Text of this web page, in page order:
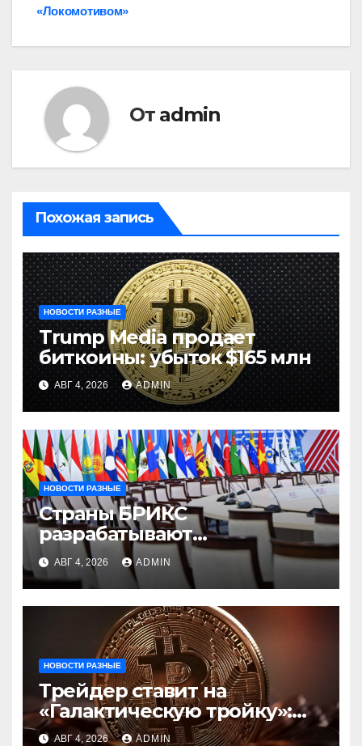
записям
«Локомотивом»
От admin
Похожая запись
НОВОСТИ РАЗНЫЕ
Trump Media продает
биткоины: убыток $165 млн
АВГ 4, 2026 ADMIN
НОВОСТИ РАЗНЫЕ
Страны БРИКС
разрабатывают
инфраструктуру на базе
цифровых валют
центробанков
АВГ 4, 2026 ADMIN
НОВОСТИ РАЗНЫЕ
Трейдер ставит на
«Галактическую тройку»:
Circle, Coinbase и ETH
АВГ 4, 2026 ADMIN